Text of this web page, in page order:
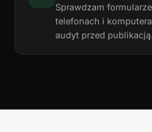
Sprawdzam
telefonach i
audyt przed publikacją.